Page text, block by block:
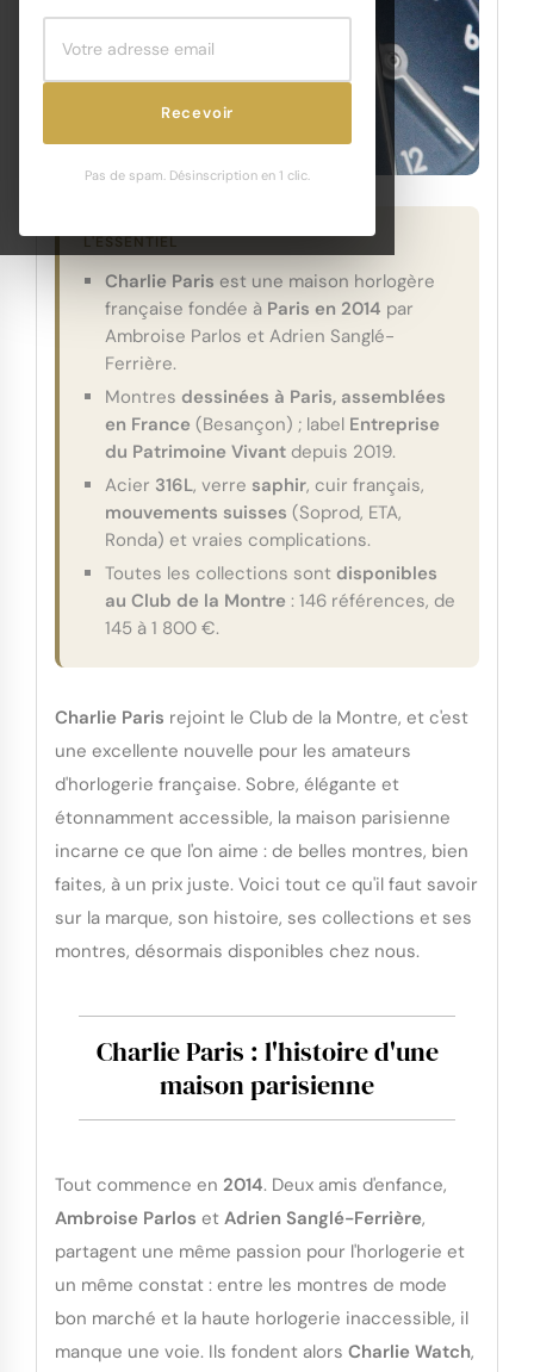
Recevoir
Pas de spam. Désinscription en 1 clic.
L'ESSENTIEL
Charlie Paris est une maison horlogère
française fondée à Paris en 2014 par
Ambroise Parlos et Adrien Sanglé-
Ferrière.
Montres dessinées à Paris, assemblées
en France (Besançon) ; label Entreprise
du Patrimoine Vivant depuis 2019.
Acier 316L, verre saphir, cuir français,
mouvements suisses (Soprod, ETA,
Ronda) et vraies complications.
Toutes les collections sont disponibles
au Club de la Montre : 146 références, de
145 à 1 800 €.
Charlie Paris rejoint le Club de la Montre, et c'est
une excellente nouvelle pour les amateurs
d'horlogerie française. Sobre, élégante et
étonnamment accessible, la maison parisienne
incarne ce que l'on aime : de belles montres, bien
faites, à un prix juste. Voici tout ce qu'il faut savoir
sur la marque, son histoire, ses collections et ses
montres, désormais disponibles chez nous.
Charlie Paris : l'histoire d'une
maison parisienne
Tout commence en 2014. Deux amis d'enfance,
Ambroise Parlos et Adrien Sanglé-Ferrière,
partagent une même passion pour l'horlogerie et
un même constat : entre les montres de mode
bon marché et la haute horlogerie inaccessible, il
manque une voie. Ils fondent alors Charlie Watch,